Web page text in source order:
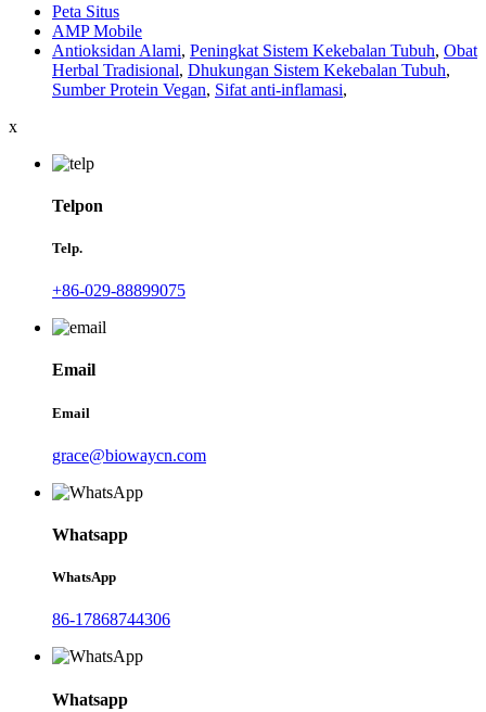
Peta Situs
AMP Mobile
Antioksidan Alami, Peningkat Sistem Kekebalan Tubuh, Obat
Herbal Tradisional, Dhukungan Sistem Kekebalan Tubuh,
Sumber Protein Vegan, Sifat anti-inflamasi,
x
Telpon
Telp.
+86-029-88899075
Email
Email
grace@biowaycn.com
Whatsapp
WhatsApp
86-17868744306
Whatsapp